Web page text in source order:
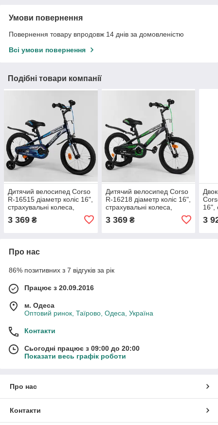
Умови повернення
Повернення товару впродовж 14 днів за домовленістю
Всі умови повернення
Подібні товари компанії
Дитячий велосипед Corso
R-16515 діаметр коліс 16",
страхувальні колеса,
ручне гальмо та дзвіночок
3 369 ₴
Дитячий велосипед Corso
R-16218 діаметр коліс 16",
страхувальні колеса,
ручне гальмо та дзвіночок
3 369₴
16",
3
Про нас
86% позитивних з 7 відгуків за рік
Працює з 20.09.2016
м. Одеса
Оптовий ринок, Таїрово, Одеса, Україна
Контакти
Сьогодні працює з 09:00 до 20:00
Показати весь графік роботи
Про нас
Контакти